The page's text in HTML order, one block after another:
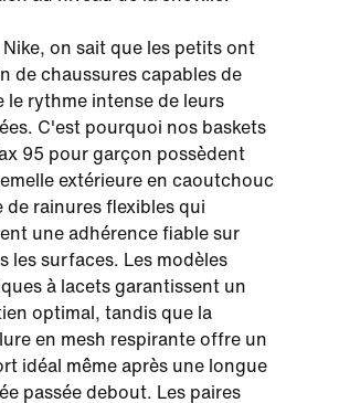
Nike, on sait que les petits ont
de chaussures capables de
le rythme intense de leurs
C'est pourquoi nos baskets
95 pour garçon possèdent
extérieure en caoutchouc
de rainures flexibles qui
une adhérence fiable sur
les surfaces. Les modèles
à lacets garantissent un
optimal, tandis que la
en mesh respirante offre un
idéal même après une longue
passée debout. Les paires